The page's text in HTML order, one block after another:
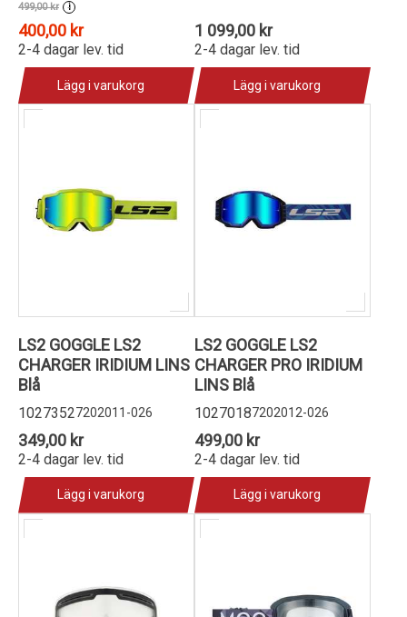
499,00 kr i
400,00 kr
2-4 dagar lev. tid
Lägg i varukorg
1 099,00 kr
2-4 dagar lev. tid
Lägg i varukorg
LS2 GOGGLE LS2
CHARGER IRIDIUM LINS
Blå
10273527202011-026
349,00 kr
2-4 dagar lev. tid
Lägg i varukorg
LS2 GOGGLE LS2
CHARGER PRO IRIDIUM
LINS Blå
10270187202012-026
499,00 kr
2-4 dagar lev. tid
Lägg i varukorg